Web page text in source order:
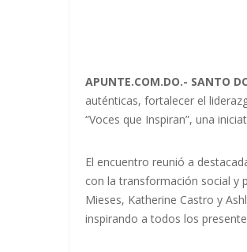
APUNTE.COM.DO.- SANTO
auténticas, fortalecer el
“Voces que Inspiran”, una
El encuentro reunió a
con la transformación social y
Mieses, Katherine Castro y
inspirando a todos los